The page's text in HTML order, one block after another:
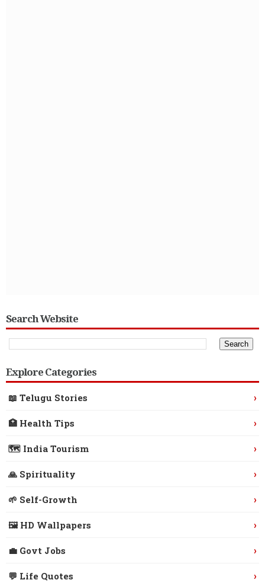
Search Website
Explore Categories
📖 Telugu Stories ›
🏥 Health Tips ›
🗺️ India Tourism ›
🙏 Spirituality ›
🌱 Self-Growth ›
🖼️ HD Wallpapers ›
💼 Govt Jobs ›
💬 Life Quotes ›